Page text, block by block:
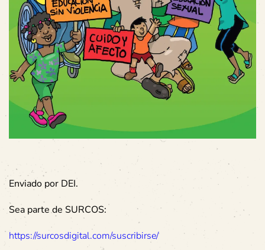
Enviado por DEI.
Sea parte de SURCOS:
https://surcosdigital.com/suscribirse/